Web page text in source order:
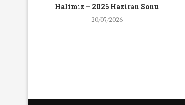
Halimiz – 2026 Haziran Sonu
20/07/2026